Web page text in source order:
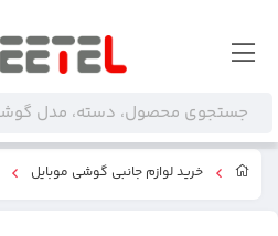
خرید لوازم جانبی گوشی موبایل